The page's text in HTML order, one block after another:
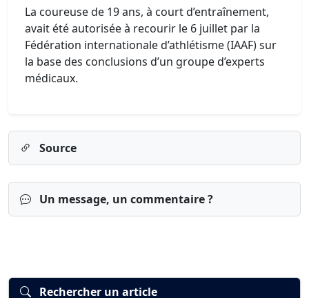
La coureuse de 19 ans, à court d’entraînement,
avait été autorisée à recourir le 6 juillet par la
Fédération internationale d’athlétisme (IAAF) sur
la base des conclusions d’un groupe d’experts
médicaux.
Source
Un message, un commentaire ?
Rechercher un article